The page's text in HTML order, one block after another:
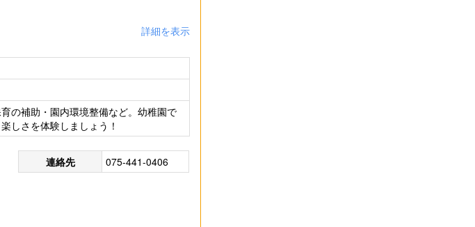
詳細を表示
の補助・園内環境整備など。幼稚園で
しさを体験しましょう！
連絡先 075-441-0406